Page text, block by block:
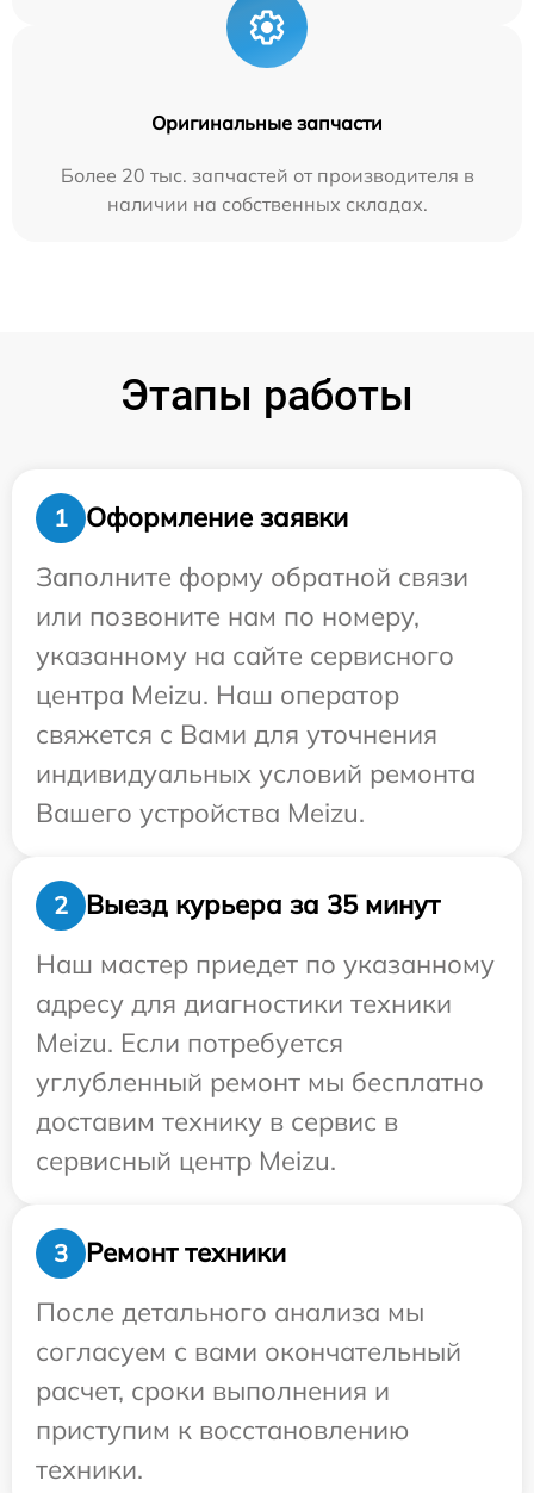
Оригинальные запчасти
Более 20 тыс. запчастей от производителя в
наличии на собственных складах.
Этапы работы
1
Оформление заявки
Заполните форму обратной связи
или позвоните нам по номеру,
указанному на сайте сервисного
центра Meizu. Наш оператор
свяжется с Вами для уточнения
индивидуальных условий ремонта
Вашего устройства Meizu.
2
Выезд курьера за 35 минут
Наш мастер приедет по указанному
адресу для диагностики техники
Meizu. Если потребуется
углубленный ремонт мы бесплатно
доставим технику в сервис в
сервисный центр Meizu.
3
Ремонт техники
После детального анализа мы
согласуем с вами окончательный
расчет, сроки выполнения и
приступим к восстановлению
техники.